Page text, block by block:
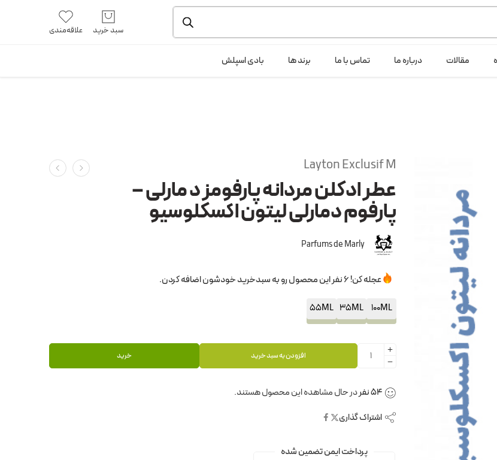
لایف عرضه می کند.که با انتخاب حجم هر ادکلنی می توانید شیشه و بسته بندی را ملاحظه بفرمایید. آموزش خرید از سایت
سبد خرید علاقه‌مندی
مقالات درباره ما تماس با ما برند ها بادی اسپلش
Layton Exclusif M
عطر ادکلن مردانه پارفومز د مارلی –
پارفوم دمارلی لیتون اکسکلوسیو
Parfums de Marly
عجله کن! 6 نفر این محصول رو به سبدخرید خودشون اضافه کردن.
100ML
35ML
55ML
افزودن به سبد خرید خرید
54نفردر حال مشاهده این محصول هستند.
اشتراک گذاری
پرداخت ایمن تضمین شده